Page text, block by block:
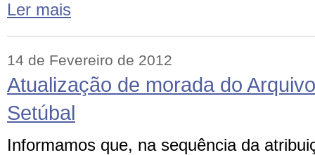
Ler mais
14 de Fevereiro de 2012
Atualização de morada do
Setúbal
Informamos que, na sequência da